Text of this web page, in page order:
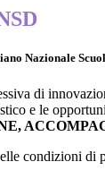
Nazionale
di
e le
condizioni di